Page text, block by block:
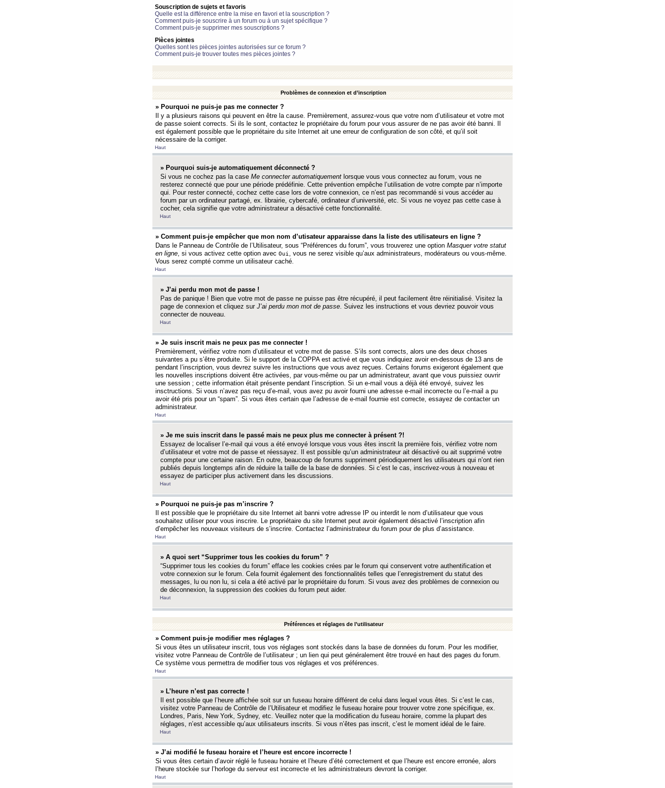
Souscription de sujets et favoris
Quelle est la différence entre la mise en favori et la souscription ?
Comment puis-je souscrire à un forum ou à un sujet spécifique ?
Comment puis-je supprimer mes souscriptions ?
Pièces jointes
Quelles sont les pièces jointes autorisées sur ce forum ?
Comment puis-je trouver toutes mes pièces jointes ?
Problèmes de connexion et d’inscription
» Pourquoi ne puis-je pas me connecter ?
Il y a plusieurs raisons qui peuvent en être la cause. Premièrement, assurez-vous que votre nom d’utilisateur et votre mot
de passe soient corrects. Si ils le sont, contactez le propriétaire du forum pour vous assurer de ne pas avoir été banni. Il
est également possible que le propriétaire du site Internet ait une erreur de configuration de son côté, et qu’il soit
nécessaire de la corriger.
Haut
» Pourquoi suis-je automatiquement déconnecté ?
Si vous ne cochez pas la case Me connecter automatiquement lorsque vous vous connectez au forum, vous ne
resterez connecté que pour une période prédéfinie. Cette prévention empêche l’utilisation de votre compte par n’importe
qui. Pour rester connecté, cochez cette case lors de votre connexion, ce n’est pas recommandé si vous accéder au
forum par un ordinateur partagé, ex. librairie, cybercafé, ordinateur d’université, etc. Si vous ne voyez pas cette case à
cocher, cela signifie que votre administrateur a désactivé cette fonctionnalité.
Haut
» Comment puis-je empêcher que mon nom d’utisateur apparaisse dans la liste des utilisateurs en ligne ?
Dans le Panneau de Contrôle de l’Utilisateur, sous “Préférences du forum”, vous trouverez une option Masquer votre statut
en ligne, si vous activez cette option avec Oui , vous ne serez visible qu’aux administrateurs, modérateurs ou vous-même.
Vous serez compté comme un utilisateur caché.
Haut
» J’ai perdu mon mot de passe !
Pas de panique ! Bien que votre mot de passe ne puisse pas être récupéré, il peut facilement être réinitialisé. Visitez la
page de connexion et cliquez sur J’ai perdu mon mot de passe. Suivez les instructions et vous devriez pouvoir vous
connecter de nouveau.
Haut
» Je suis inscrit mais ne peux pas me connecter !
Premièrement, vérifiez votre nom d’utilisateur et votre mot de passe. S’ils sont corrects, alors une des deux choses
suivantes a pu s’être produite. Si le support de la COPPA est activé et que vous indiquiez avoir en-dessous de 13 ans de
pendant l’inscription, vous devrez suivre les instructions que vous avez reçues. Certains forums exigeront également que
les nouvelles inscriptions doivent être activées, par vous-même ou par un administrateur, avant que vous puissiez ouvrir
une session ; cette information était présente pendant l’inscription. Si un e-mail vous a déjà été envoyé, suivez les
insctructions. Si vous n’avez pas reçu d’e-mail, vous avez pu avoir fourni une adresse e-mail incorrecte ou l’e-mail a pu
avoir été pris pour un “spam”. Si vous êtes certain que l’adresse de e-mail fournie est correcte, essayez de contacter un
administrateur.
Haut
» Je me suis inscrit dans le passé mais ne peux plus me connecter à présent ?!
Essayez de localiser l’e-mail qui vous a été envoyé lorsque vous vous êtes inscrit la première fois, vérifiez votre nom
d’utilisateur et votre mot de passe et réessayez. Il est possible qu’un administrateur ait désactivé ou ait supprimé votre
compte pour une certaine raison. En outre, beaucoup de forums suppriment périodiquement les utilisateurs qui n’ont rien
publiés depuis longtemps afin de réduire la taille de la base de données. Si c’est le cas, inscrivez-vous à nouveau et
essayez de participer plus activement dans les discussions.
Haut
» Pourquoi ne puis-je pas m’inscrire ?
Il est possible que le propriétaire du site Internet ait banni votre adresse IP ou interdit le nom d’utilisateur que vous
souhaitez utiliser pour vous inscrire. Le propriétaire du site Internet peut avoir également désactivé l’inscription afin
d’empêcher les nouveaux visiteurs de s’inscrire. Contactez l’administrateur du forum pour de plus d’assistance.
Haut
» A quoi sert “Supprimer tous les cookies du forum” ?
“Supprimer tous les cookies du forum” efface les cookies crées par le forum qui conservent votre authentification et
votre connexion sur le forum. Cela fournit également des fonctionnalités telles que l’enregistrement du statut des
messages, lu ou non lu, si cela a été activé par le propriétaire du forum. Si vous avez des problèmes de connexion ou
de déconnexion, la suppression des cookies du forum peut aider.
Haut
Préférences et réglages de l’utilisateur
» Comment puis-je modifier mes réglages ?
Si vous êtes un utilisateur inscrit, tous vos réglages sont stockés dans la base de données du forum. Pour les modifier,
visitez votre Panneau de Contrôle de l’utilisateur ; un lien qui peut généralement être trouvé en haut des pages du forum.
Ce système vous permettra de modifier tous vos réglages et vos préférences.
Haut
» L’heure n’est pas correcte !
Il est possible que l’heure affichée soit sur un fuseau horaire différent de celui dans lequel vous êtes. Si c’est le cas,
visitez votre Panneau de Contrôle de l’Utilisateur et modifiez le fuseau horaire pour trouver votre zone spécifique, ex.
Londres, Paris, New York, Sydney, etc. Veuillez noter que la modification du fuseau horaire, comme la plupart des
réglages, n’est accessible qu’aux utilisateurs inscrits. Si vous n’êtes pas inscrit, c’est le moment idéal de le faire.
Haut
» J’ai modifié le fuseau horaire et l’heure est encore incorrecte !
Si vous êtes certain d’avoir réglé le fuseau horaire et l’heure d’été correctement et que l’heure est encore erronée, alors
l’heure stockée sur l’horloge du serveur est incorrecte et les administrateurs devront la corriger.
Haut